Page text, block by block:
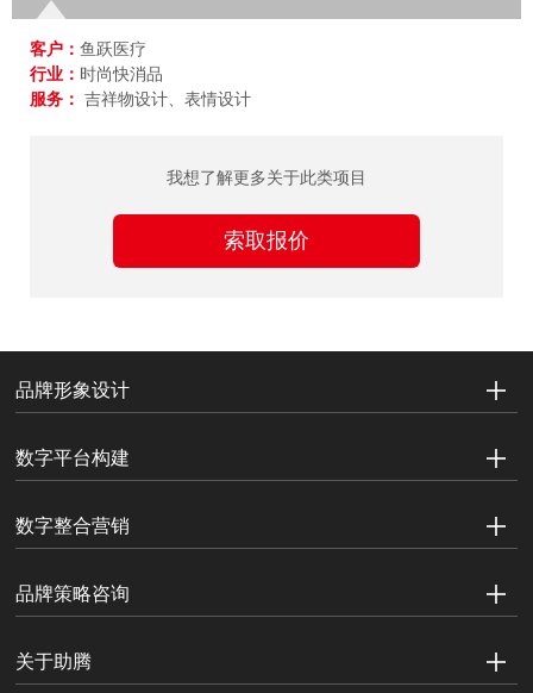
客户： 鱼跃医疗
行业： 时尚快消品
服务： 吉祥物设计、表情设计
我想了解更多关于此类项目
索取报价
品牌形象设计
数字平台构建
数字整合营销
品牌策略咨询
关于助腾